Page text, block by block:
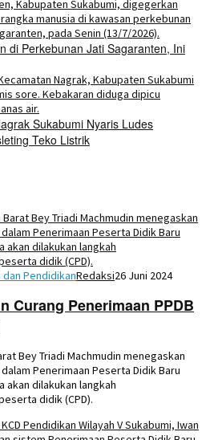
di Perkebunan Jati Sagaranten, Ini
Sukabumi Nyaris Ludes
Teko Listrik
dan PendidikanRedaksi26 Juni 2024
Curang Penerimaan PPDB
Bey Triadi Machmudin menegaskan
Penerimaan Peserta Didik Baru
akan dilakukan langkah
didik (CPD).